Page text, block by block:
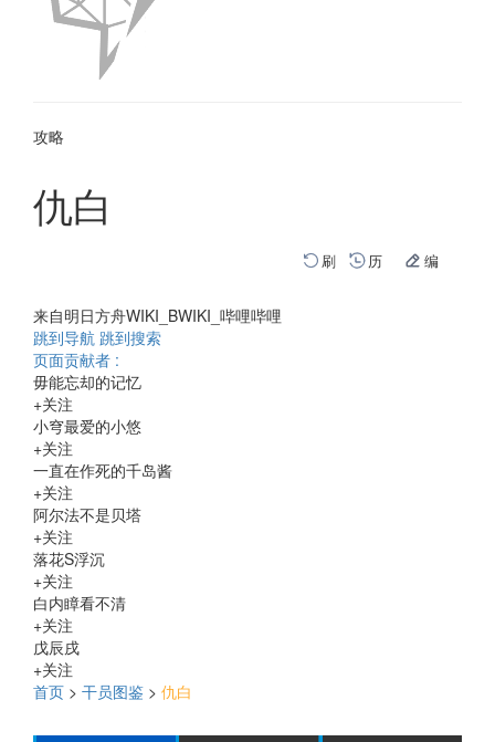
攻略
仇白
刷 历 编
来自明日方舟WIKI_BWIKI_哔哩哔哩
跳到导航 跳到搜索
页面贡献者 :
毋能忘却的记忆
+关注
小穹最爱的小悠
+关注
一直在作死的千岛酱
+关注
阿尔法不是贝塔
+关注
落花S浮沉
+关注
白内瞕看不清
+关注
戊辰戌
+关注
首页 > 干员图鉴 > 仇白